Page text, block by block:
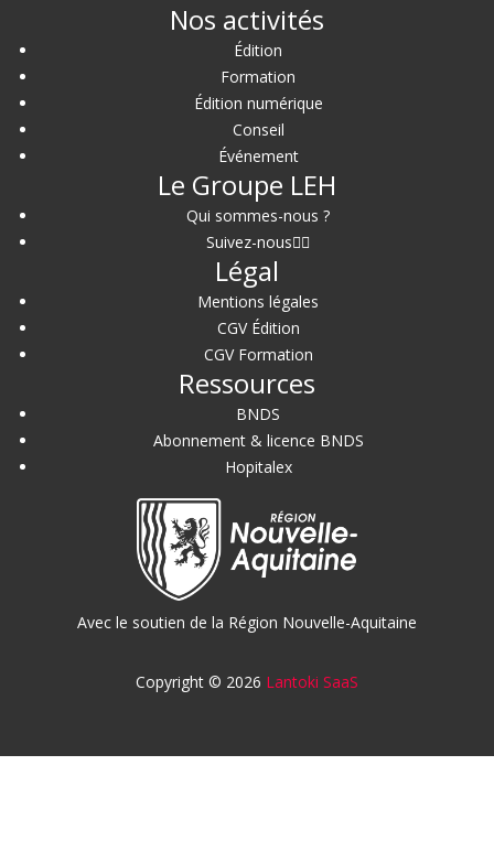
Nos activités
Édition
Formation
Édition numérique
Conseil
Événement
Le Groupe LEH
Qui sommes-nous ?
Suivez-nous
Légal
Mentions légales
CGV Édition
CGV Formation
Ressources
BNDS
Abonnement & licence BNDS
Hopitalex
Avec le soutien de la Région Nouvelle-Aquitaine
Copyright © 2026 Lantoki SaaS